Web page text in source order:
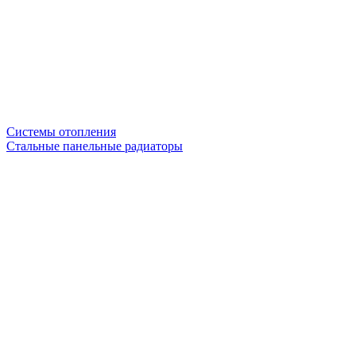
Системы отопления
Стальные панельные радиаторы